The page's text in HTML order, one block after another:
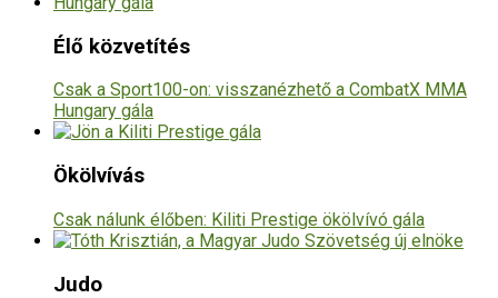
Élő közvetítés
Csak a Sport100-on: visszanézhető a CombatX MMA
Hungary gála
Ökölvívás
Csak nálunk élőben: Kiliti Prestige ökölvívó gála
Judo